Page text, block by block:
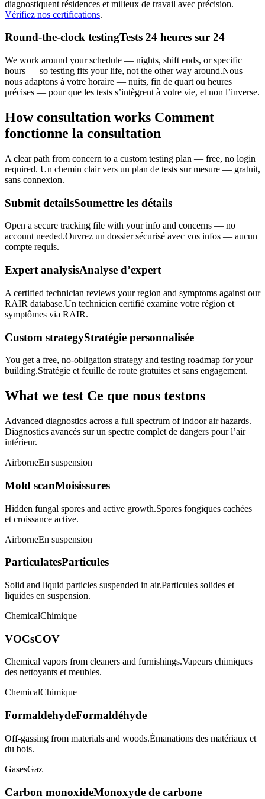
diagnostiquent résidences et milieux de travail avec précision.
Vérifiez nos certifications.
Round-the-clock testingTests 24 heures sur 24
We work around your schedule — nights, shift ends, or specific
hours — so testing fits your life, not the other way around.Nous
nous adaptons à votre horaire — nuits, fin de quart ou heures
précises — pour que les tests s’intègrent à votre vie, et non l’inverse.
How consultation works Comment
fonctionne la consultation
A clear path from concern to a custom testing plan — free, no login
required. Un chemin clair vers un plan de tests sur mesure — gratuit,
sans connexion.
Submit detailsSoumettre les détails
Open a secure tracking file with your info and concerns — no
account needed.Ouvrez un dossier sécurisé avec vos infos — aucun
compte requis.
Expert analysisAnalyse d’expert
A certified technician reviews your region and symptoms against our
RAIR database.Un technicien certifié examine votre région et
symptômes via RAIR.
Custom strategyStratégie personnalisée
You get a free, no-obligation strategy and testing roadmap for your
building.Stratégie et feuille de route gratuites et sans engagement.
What we test Ce que nous testons
Advanced diagnostics across a full spectrum of indoor air hazards.
Diagnostics avancés sur un spectre complet de dangers pour l’air
intérieur.
AirborneEn suspension
Mold scanMoisissures
Hidden fungal spores and active growth.Spores fongiques cachées
et croissance active.
AirborneEn suspension
ParticulatesParticules
Solid and liquid particles suspended in air.Particules solides et
liquides en suspension.
ChemicalChimique
VOCsCOV
Chemical vapors from cleaners and furnishings.Vapeurs chimiques
des nettoyants et meubles.
ChemicalChimique
FormaldehydeFormaldéhyde
Off-gassing from materials and woods.Émanations des matériaux et
du bois.
GasesGaz
Carbon monoxideMonoxyde de carbone